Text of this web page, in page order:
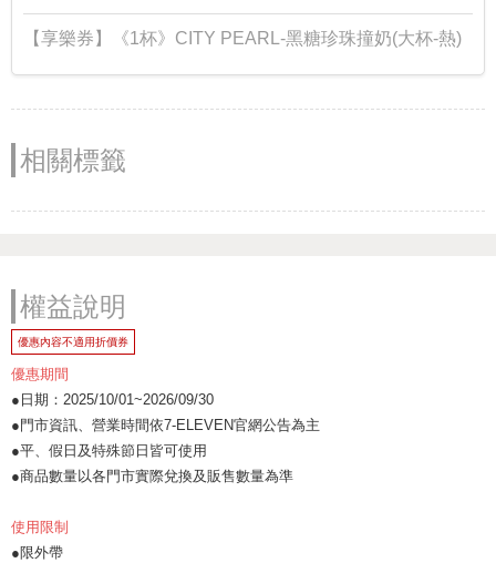
【享樂券】《1杯》CITY PEARL-黑糖珍珠撞奶(大杯-熱)
相關標籤
權益說明
優惠內容不適用折價券
優惠期間
●日期：2025/10/01~2026/09/30
●門市資訊、營業時間依7-ELEVEN官網公告為主
●平、假日及特殊節日皆可使用
●商品數量以各門市實際兌換及販售數量為準
使用限制
●限外帶